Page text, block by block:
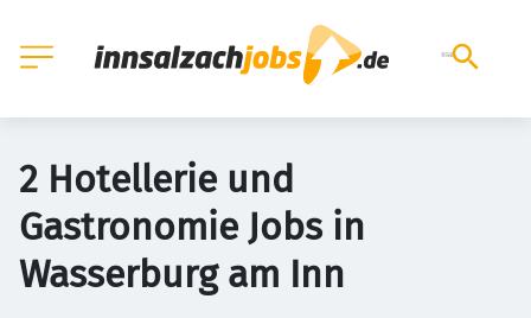
2 Hotellerie und
Gastronomie Jobs in
Wasserburg am Inn